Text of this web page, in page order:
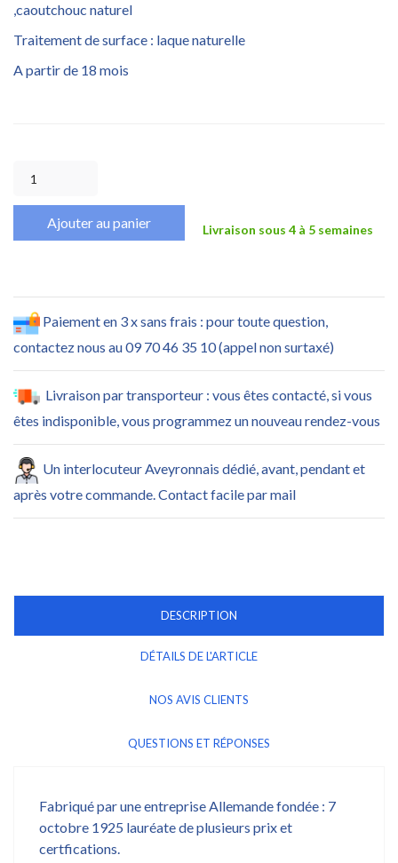
,caoutchouc naturel
Traitement de surface : laque naturelle
A partir de 18 mois
Ajouter au panier Livraison sous 4 à 5 semaines
Paiement en 3 x sans frais : pour toute question,
contactez nous au 09 70 46 35 10 (appel non surtaxé)
Livraison par transporteur : vous êtes contacté, si vous
êtes indisponible, vous programmez un nouveau rendez-vous
Un interlocuteur Aveyronnais dédié, avant, pendant et
après votre commande. Contact facile par mail
DESCRIPTION
DÉTAILS DE L'ARTICLE
NOS AVIS CLIENTS
QUESTIONS ET RÉPONSES
Fabriqué par une entreprise Allemande fondée : 7
octobre 1925 lauréate de plusieurs prix et
certfications.